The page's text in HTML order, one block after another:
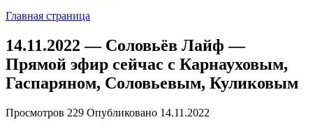
Главная страница
14.11.2022 — Соловьёв Лайф —
Прямой эфир сейчас с Карнауховым,
Гаспаряном, Соловьевым, Куликовым
Просмотров 229 Опубликовано 14.11.2022